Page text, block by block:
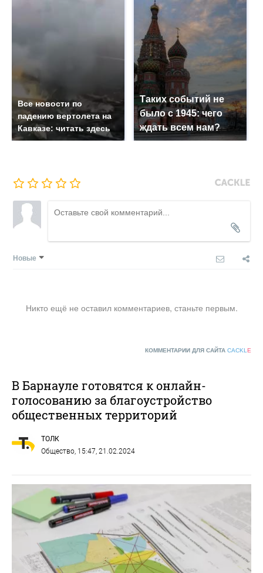
Все новости по
падению вертолета на
Кавказе: читать здесь
Таких событий не
было с 1945: чего
ждать всем нам?
Новые
Никто ещё не оставил комментариев, станьте первым.
КОММЕНТАРИИ ДЛЯ САЙТА CACKL E
В Барнауле готовятся к онлайн-
голосованию за благоустройство
общественных территорий
ТОЛК
Общество, 15:47, 21.02.2024